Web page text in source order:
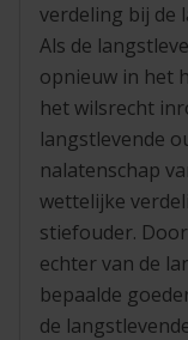
verdeling bij de
Als de
opnieuw in het
het wilsrecht
langstlevende
nalatenschap
wettelijke
stiefouder.
echter van de
bepaalde
de